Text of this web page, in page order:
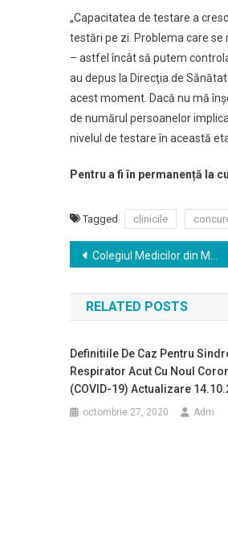
„Capacitatea de testare a
testări pe zi. Problema care
– astfel încât să putem
au depus la Direcţia de
acest moment. Dacă nu mă
de numărul persoanelor
nivelul de testare în această
Pentru a fi în permanență la
Tagged clinicile
Navigare
în
articole
Colegiul Medicilor din Municipiul București sprijină demersurile organizațiilor medicilor de familie din Capitală pentru rezolvarea situației pacienților care au COVID-19 și sunt izolați sau carantinați la domiciliu
RELATED POSTS
Definitiile De Caz Pentru
Respirator Acut Cu Noul
(COVID-19) Actualizare
octombrie 27, 2020 Adm